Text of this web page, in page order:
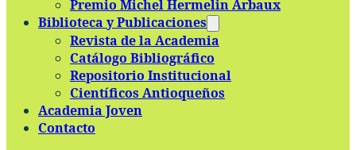
Skip to main contentSkip to footer
Premio Michel Hermelin Arbaux
Biblioteca y Publicaciones
Revista de la Academia
Catálogo Bibliográfico
Repositorio Institucional
Científicos Antioqueños
Academia Joven
Contacto